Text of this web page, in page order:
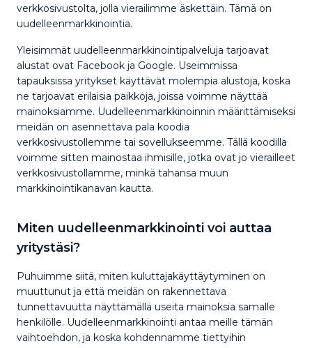
verkkosivustolta, jolla vierailimme äskettäin. Tämä on
uudelleenmarkkinointia.
Yleisimmät uudelleenmarkkinointipalveluja tarjoavat
alustat ovat Facebook ja Google. Useimmissa
tapauksissa yritykset käyttävät molempia alustoja, koska
ne tarjoavat erilaisia paikkoja, joissa voimme näyttää
mainoksiamme. Uudelleenmarkkinoinnin määrittämiseksi
meidän on asennettava pala koodia
verkkosivustollemme tai sovellukseemme. Tällä koodilla
voimme sitten mainostaa ihmisille, jotka ovat jo vierailleet
verkkosivustollamme, minkä tahansa muun
markkinointikanavan kautta.
Miten uudelleenmarkkinointi voi auttaa
yritystäsi?
Puhuimme siitä, miten kuluttajakäyttäytyminen on
muuttunut ja että meidän on rakennettava
tunnettavuutta näyttämällä useita mainoksia samalle
henkilölle. Uudelleenmarkkinointi antaa meille tämän
vaihtoehdon, ja koska kohdennamme tiettyihin